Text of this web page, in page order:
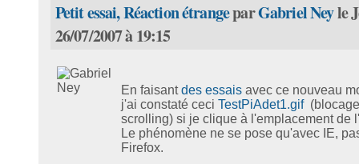
Petit essai, Réaction étrangeparGabriel Neyle
26/07/2007 à 19:15
En faisantdes essaisavec ce nouveau
j'ai constaté ceci TestPiAdet1.gif
scrolling) si je clique à l'emplacement de
Le phénomène ne se pose qu'avec IE,
Firefox.